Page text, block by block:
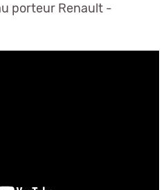
porteur Renault -